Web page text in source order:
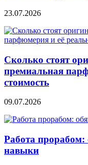
23.07.2026
Сколько стоят
премиальная
стоимость
09.07.2026
Работа прорабом:
навыки